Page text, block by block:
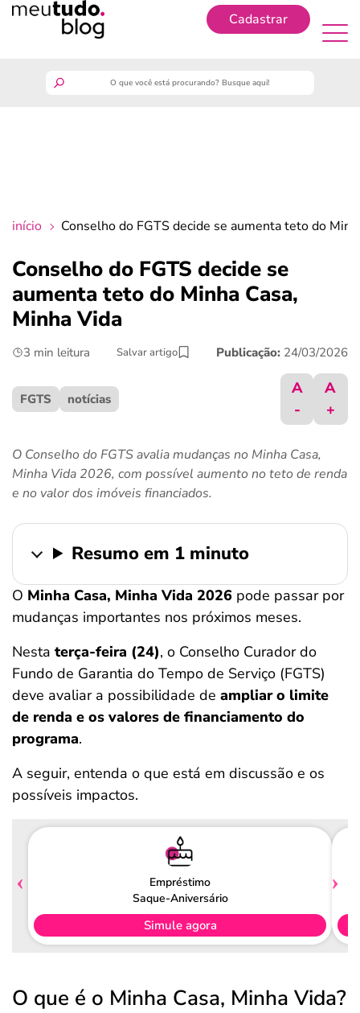
Cadastrar
crédito fácil
início Conselho do FGTS decide se aumenta teto do
Conselho do FGTS decide se
aumenta teto do Minha Casa,
Minha Vida
3 min leitura Salvar artigo Publicação: 24/03/2026
FGTS notícias
A
-
A
+
O Conselho do FGTS avalia mudanças no Minha Casa,
Minha Vida 2026, com possível aumento no teto de renda
e no valor dos imóveis financiados.
Resumo em 1 minuto
O Minha Casa, Minha Vida 2026 pode passar por
mudanças importantes nos próximos meses.
Nesta terça-feira (24), o Conselho Curador do
Fundo de Garantia do Tempo de Serviço (FGTS)
deve avaliar a possibilidade de ampliar o limite
de renda e os valores de financiamento do
programa.
A seguir, entenda o que está em discussão e os
possíveis impactos.
Empréstimo
Saque-Aniversário
Simule agora
O que é o Minha Casa, Minha Vida?